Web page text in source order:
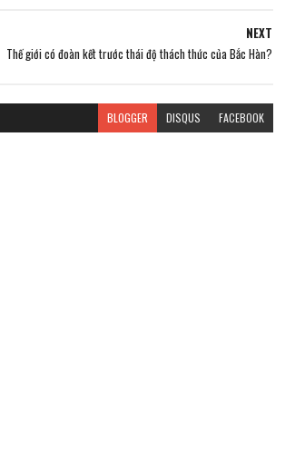
NEXT
Thế giới có đoàn kết trước thái độ thách thức của Bắc Hàn?
BLOGGER DISQUS FACEBOOK